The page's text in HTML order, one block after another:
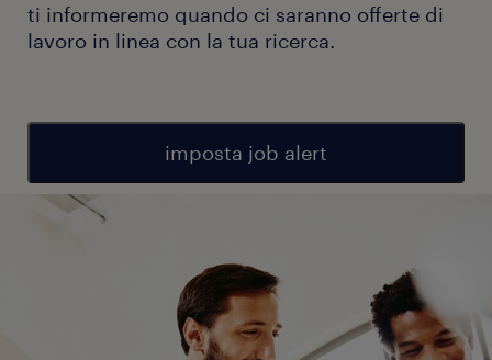
ti informeremo quando ci saranno offerte di
lavoro in linea con la tua ricerca.
imposta job alert